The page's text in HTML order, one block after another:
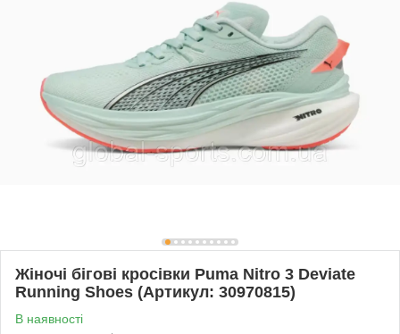
Жіночі бігові кросівки Puma Nitro 3 Deviate
Running Shoes (Артикул: 30970815)
В наявності